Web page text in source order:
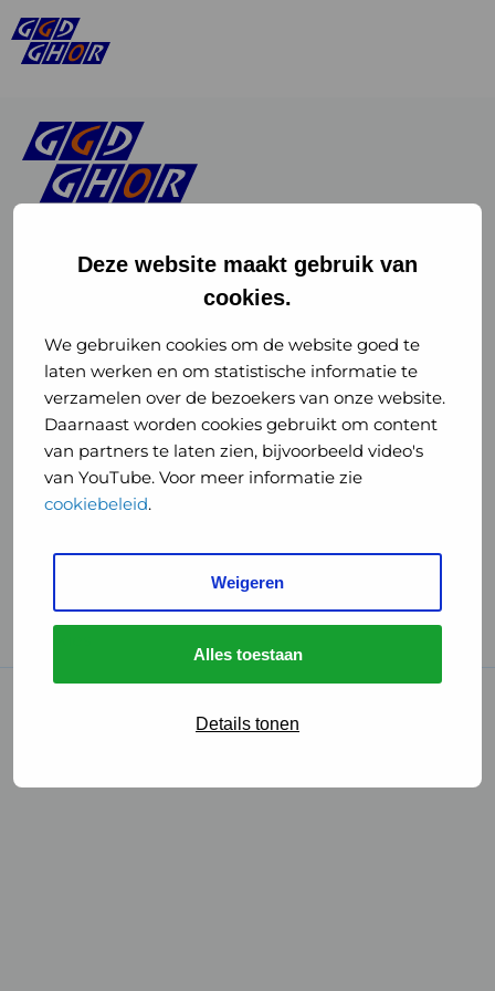
Deze website maakt gebruik van
cookies.
We gebruiken cookies om de website goed te
laten werken en om statistische informatie te
verzamelen over de bezoekers van onze website.
Daarnaast worden cookies gebruikt om content
van partners te laten zien, bijvoorbeeld video's
van YouTube. Voor meer informatie zie
cookiebeleid.
Weigeren
Alles toestaan
Details tonen
of
GGD
GHOR
Nederland
Instagram
of
GGD
GHOR
Nederland
GGD Reizen op social media
GGD Reizen
GGD Reisvaccinaties